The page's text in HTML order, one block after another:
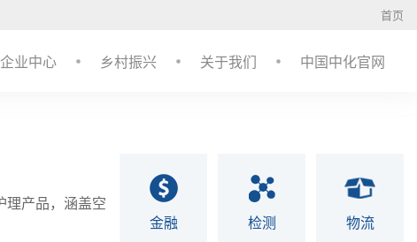
首页
企业中心 乡村振兴 关于我们 中国中化官网
理产品，涵盖空
金融 检测 物流